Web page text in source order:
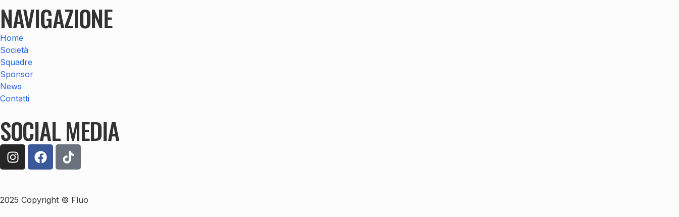
NAVIGAZIONE
Home
Società
Squadre
Sponsor
News
Contatti
SOCIAL MEDIA
2025 Copyright © Fluo